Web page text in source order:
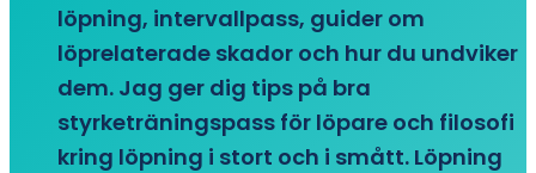
löpning, intervallpass, guider om
löprelaterade skador och hur du undviker
dem. Jag ger dig tips på bra
styrketräningspass för löpare och filosofi
kring löpning i stort och i smått. Löpning